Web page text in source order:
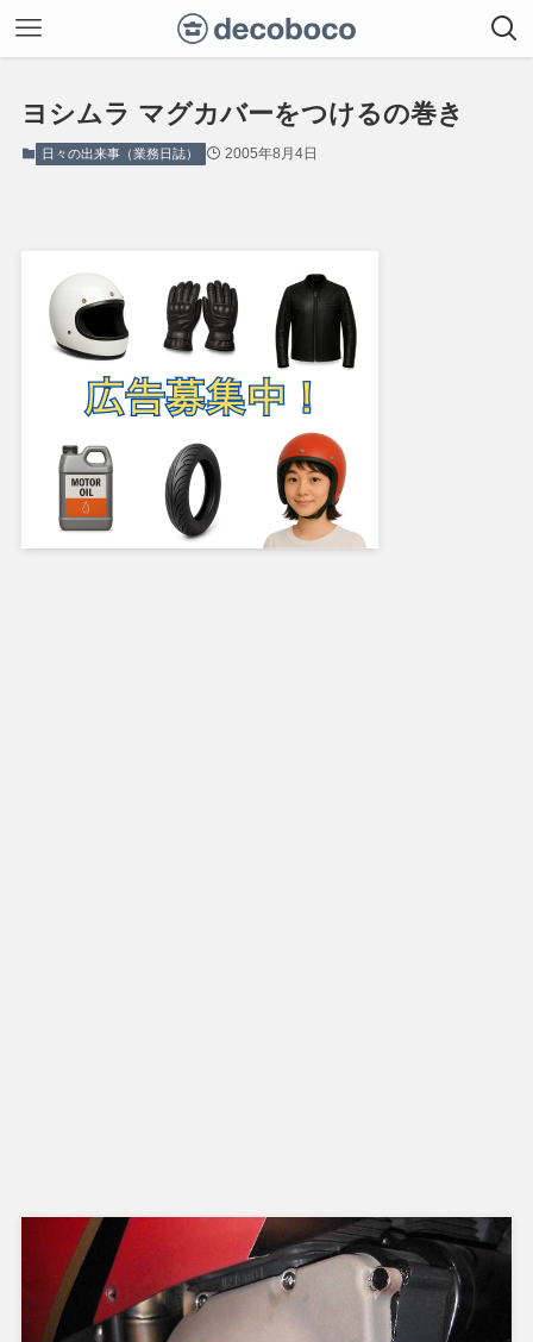
ヨシムラ マグカバーをつけるの巻き
日々の出来事（業務日誌） 2005年8月4日